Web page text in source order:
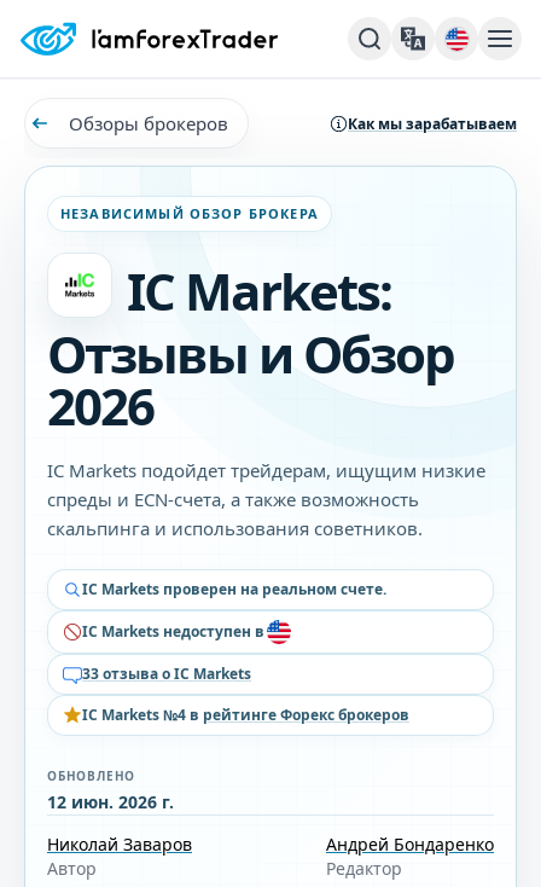
Обзоры брокеров Как мы зарабатываем
НЕЗАВИСИМЫЙ ОБЗОР БРОКЕРА
IC Markets:
Отзывы и Обзор
2026
IC Markets подойдет трейдерам, ищущим низкие
спреды и ECN-счета, а также возможность
скальпинга и использования советников.
IC Markets проверен на реальном счете.
IC Markets недоступен в
33 отзыва о IC Markets
IC Markets №4 в рейтинге Форекс брокеров
ОБНОВЛЕНО
12 июн. 2026 г.
Николай Заваров
Автор
Андрей Бондаренко
Редактор